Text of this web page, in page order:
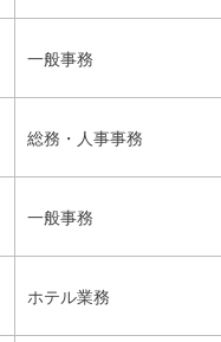
一般事務
総務・人事事務
一般事務
ホテル業務